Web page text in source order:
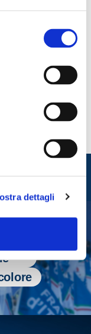
dettagli
il deputato di